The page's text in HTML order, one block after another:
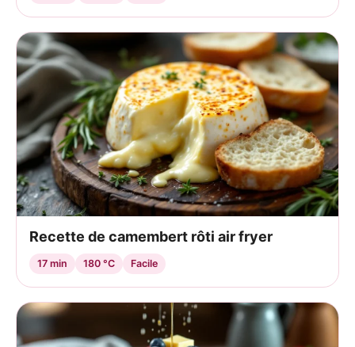
Recette de camembert rôti air fryer
17 min 180 °C Facile